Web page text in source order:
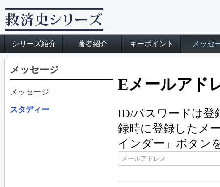
シリーズ紹介 著者紹介 キーポイント メッセ
メッセージ
メッセージ
スタディー
Eメールアド
ID/パスワードは登
録時に登録したメ
インダー」ボタン